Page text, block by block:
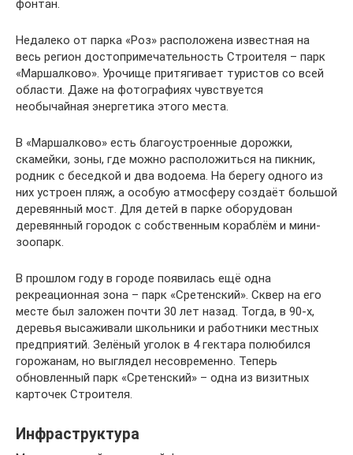
фонтан.
Недалеко от парка «Роз» расположена известная на
весь регион достопримечательность Строителя – парк
«Маршалково». Урочище притягивает туристов со всей
области. Даже на фотографиях чувствуется
необычайная энергетика этого места.
В «Маршалково» есть благоустроенные дорожки,
скамейки, зоны, где можно расположиться на пикник,
родник с беседкой и два водоема. На берегу одного из
них устроен пляж, а особую атмосферу создаёт большой
деревянный мост. Для детей в парке оборудован
деревянный городок с собственным кораблём и мини-
зоопарк.
В прошлом году в городе появилась ещё одна
рекреационная зона – парк «Сретенский». Сквер на его
месте был заложен почти 30 лет назад. Тогда, в 90-х,
деревья высаживали школьники и работники местных
предприятий. Зелёный уголок в 4 гектара полюбился
горожанам, но выглядел несовременно. Теперь
обновленный парк «Сретенский» – одна из визитных
карточек Строителя.
Инфраструктура